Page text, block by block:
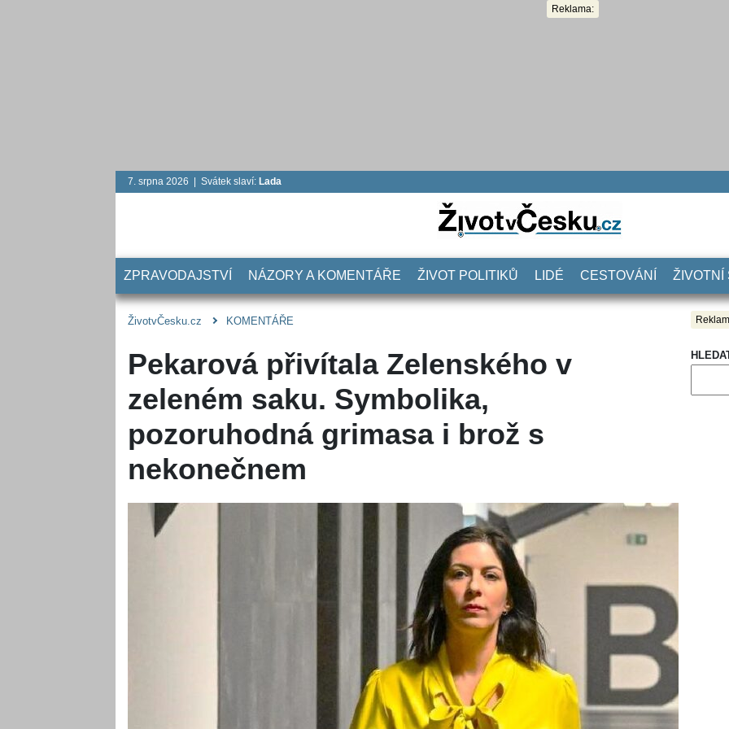
Reklama:
7. srpna 2026 | Svátek slaví: Lada
ZPRAVODAJSTVÍ NÁZORY A KOMENTÁŘE ŽIVOT POLITIKŮ LIDÉ CESTOVÁNÍ ŽIVOTNÍ
ŽivotvČesku.cz KOMENTÁŘE
Pekarová přivítala Zelenského v
zeleném saku. Symbolika,
pozoruhodná grimasa i brož s
nekonečnem